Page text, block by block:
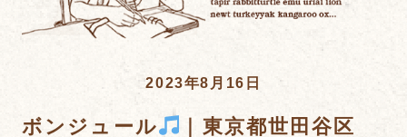
2023年8月16日
ボンジュール ｜東京都世田谷区